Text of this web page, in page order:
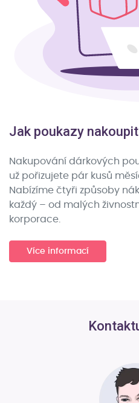
Jak poukazy
Nakupování dárkových
už pořizujete pár kusů
Nabízíme čtyři způsoby
každý – od malých
korporace.
Více informací